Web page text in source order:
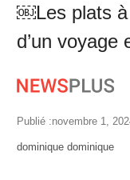
￼Les plats à
d’un voyage
Publié :novembre 1,
Author
dominique dominique